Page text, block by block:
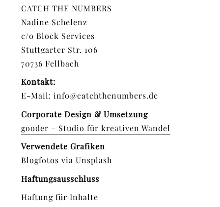
CATCH THE NUMBERS
Nadine Schelenz
c/o Block Services
Stuttgarter Str. 106
70736 Fellbach
Kontakt:
E-Mail: info@catchthenumbers.de
Corporate Design & Umsetzung
gooder – Studio für kreativen Wandel
Verwendete Grafiken
Blogfotos via Unsplash
Haftungsausschluss
Haftung für Inhalte